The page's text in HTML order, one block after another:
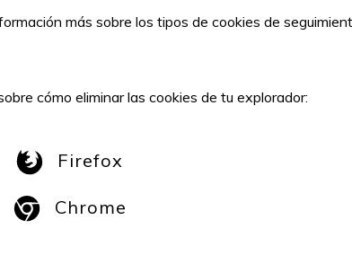
más sobre los tipos de cookies de
cómo eliminar las cookies de tu explorador:
Firefox
Chrome